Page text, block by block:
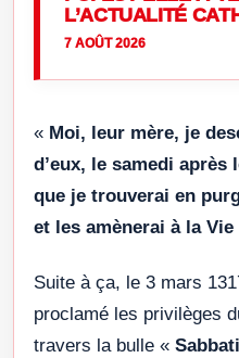
L’ACTUALITÉ
7 AOÛT 2026
« Moi, leur mère, je
d’eux, le samedi après
que je trouverai en
et les amènerai à la
Suite à ça, le 3 mars
proclamé les privilèges
travers la bulle «